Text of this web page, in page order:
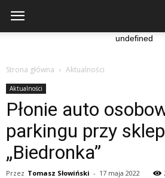
undefined
Strona główna Aktualności
Aktualności
Płonie auto
parkingu przy
„Biedronka”
Przez Tomasz Słowiński - 17 maja 2022